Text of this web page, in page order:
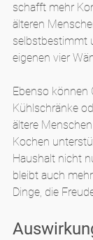
schafft mehr
älteren
selbstbestimmt
eigenen vier
Ebenso können
Kühlschränke
ältere
Kochen
Haushalt nicht
bleibt auch
Dinge, die